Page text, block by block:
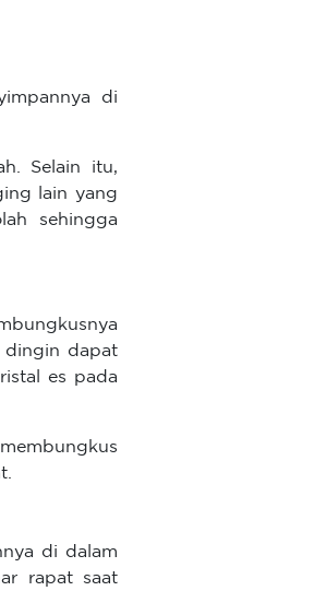
di
Selain itu,
lain yang
sehingga
dingin dapat
es pada
di dalam
rapat saat